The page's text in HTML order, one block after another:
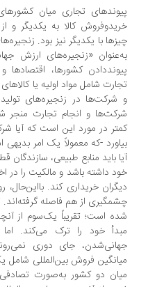
تجاری میان کشورهای دیگر
کالا به یکدیگر و از
با یکدیگر نیز بود. زنجیره‌های
«زنجیره‌های ارزش جهانی»
شامل مواد اولیه یا کالاهای
در زنجیره‌های تولید به
و انجام تجارت منجر شده
در مورد این است که آیا شرکت
-که معمولاً یک امر بدیهی است-
باید منابع طبیعی، سازندگان قطعات و
داشته باشد و مالکیت را در اختیار
خریداری کند. بااین‌حال،
از هم فاصله گرفته‌اند. تجارت
است؛ تقریباً یک‌سوم از آنچه
خود را ترک می‌کند. اما این
جای دوری نمی‌روند.
دو کشور به‌صورت تصادفی